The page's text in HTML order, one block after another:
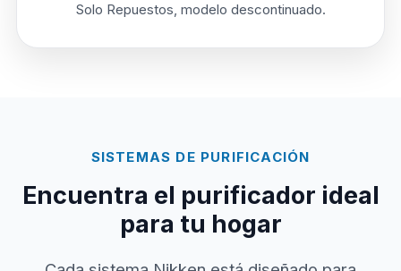
Solo Repuestos, modelo descontinuado.
SISTEMAS DE PURIFICACIÓN
Encuentra el purificador ideal
para tu hogar